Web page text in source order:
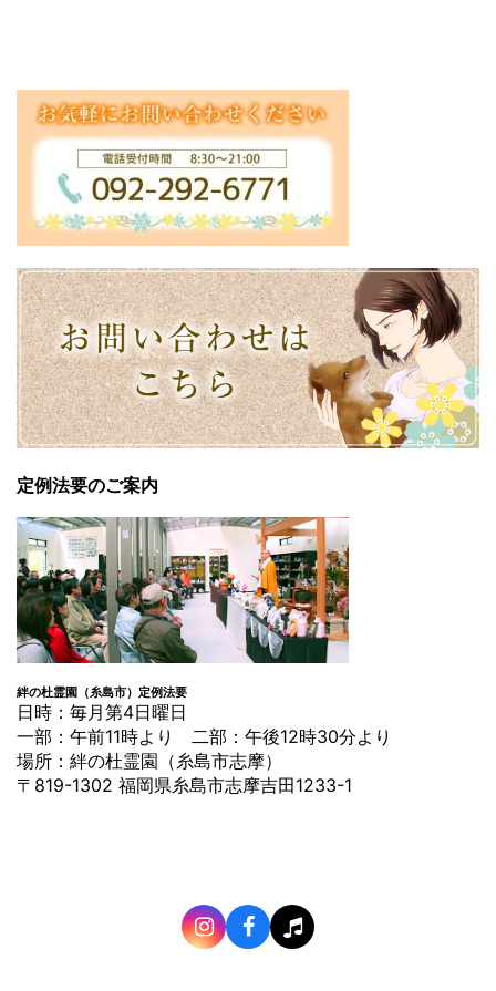
定例法要のご案内
絆の杜霊園（糸島市）定例法要
日時：毎月第4日曜日
一部：午前11時より 二部：午後12時30分より
場所：絆の杜霊園（糸島市志摩）
〒819-1302 福岡県糸島市志摩吉田1233-1